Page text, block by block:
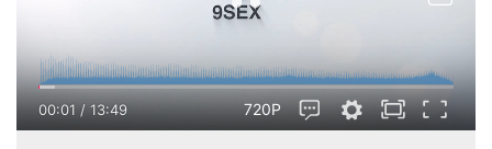
00:01/13:49 720P